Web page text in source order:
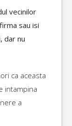
vecinilor
sau isi
dar nu
ca aceasta
intampina
a